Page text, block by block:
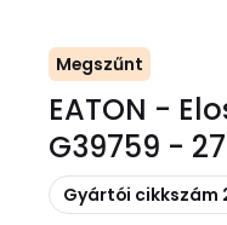
Megszűnt
EATON -
G39759 -
Másolás
Gyártói cikkszám